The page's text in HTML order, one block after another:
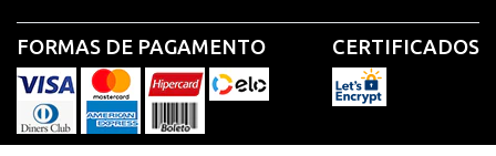
FORMAS DE PAGAMENTO CERTIFICADOS